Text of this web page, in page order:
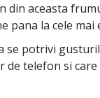
din aceasta
la cele mai
se potrivi
telefon si care